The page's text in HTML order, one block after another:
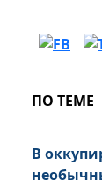
ПО ТЕМЕ
В